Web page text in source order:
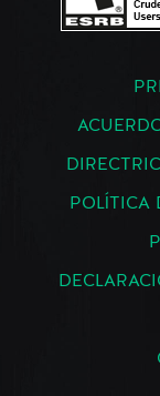
POLÍTICA